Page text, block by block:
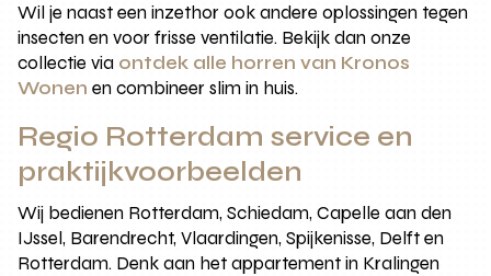
Wil je naast een inzethor ook andere oplossingen tegen
insecten en voor frisse ventilatie. Bekijk dan onze
collectie via ontdek alle horren van Kronos
Wonen en combineer slim in huis.
Regio Rotterdam service en
praktijkvoorbeelden
Wij bedienen Rotterdam, Schiedam, Capelle aan den
IJssel, Barendrecht, Vlaardingen, Spijkenisse, Delft en
Rotterdam. Denk aan het appartement in Kralingen